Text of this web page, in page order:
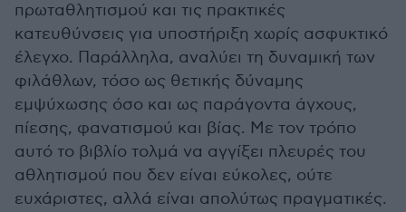
πρωταθλητισμού και τις πρακτικές
κατευθύνσεις για υποστήριξη χωρίς ασφυκτικό
έλεγχο. Παράλληλα, αναλύει τη δυναμική των
φιλάθλων, τόσο ως θετικής δύναμης
εμψύχωσης όσο και ως παράγοντα άγχους,
πίεσης, φανατισμού και βίας. Με τον τρόπο
αυτό το βιβλίο τολμά να αγγίξει πλευρές του
αθλητισμού που δεν είναι εύκολες, ούτε
ευχάριστες, αλλά είναι απολύτως πραγματικές.